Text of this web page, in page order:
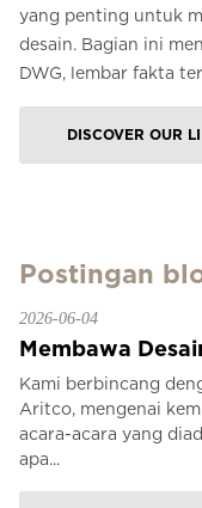
yang penting untuk
desain. Bagian ini
DWG, lembar fakta
DISCOVER OUR
Postingan
2026-06-04
Membawa
Kami berbincang
Aritco, mengenai
acara-acara yang
apa...